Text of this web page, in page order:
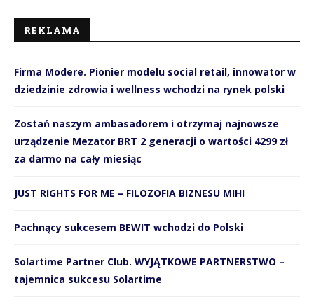
REKLAMA
Firma Modere. Pionier modelu social retail, innowator w
dziedzinie zdrowia i wellness wchodzi na rynek polski
Zostań naszym ambasadorem i otrzymaj najnowsze
urządzenie Mezator BRT 2 generacji o wartości 4299 zł
za darmo na cały miesiąc
JUST RIGHTS FOR ME – FILOZOFIA BIZNESU MIHI
Pachnący sukcesem BEWIT wchodzi do Polski
Solartime Partner Club. WYJĄTKOWE PARTNERSTWO –
tajemnica sukcesu Solartime